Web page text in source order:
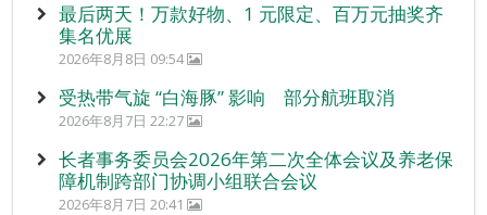
最后两天！万款好物、1 元限定、百万元抽奖齐
集名优展
2026年8月8日 09:54
受热带气旋 “白海豚” 影响 部分航班取消
2026年8月7日 22:27
长者事务委员会2026年第二次全体会议及养老保
障机制跨部门协调小组联合会议
2026年8月7日 20:41